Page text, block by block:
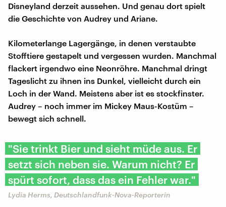
Disneyland derzeit aussehen. Und genau dort spielt
die Geschichte von Audrey und Ariane.
Kilometerlange Lagergänge, in denen verstaubte
Stofftiere gestapelt und vergessen wurden. Manchmal
flackert irgendwo eine Neonröhre. Manchmal dringt
Tageslicht zu ihnen ins Dunkel, vielleicht durch ein
Loch in der Wand. Meistens aber ist es stockfinster.
Audrey – noch immer im Mickey Maus-Kostüm –
bewegt sich schnell.
"Sie trinkt Bier und sieht müde aus. Er
setzt sich neben sie. Warum nicht? Er
spürt sofort, dass das ein Fehler war."
Lydia Herms, Deutschlandfunk-Nova-Reporterin